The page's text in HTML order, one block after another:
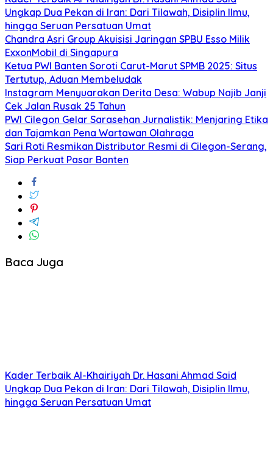
Ungkap Dua Pekan di Iran: Dari Tilawah, Disiplin Ilmu,
hingga Seruan Persatuan Umat
Chandra Asri Group Akuisisi Jaringan SPBU Esso Milik
ExxonMobil di Singapura
Ketua PWI Banten Soroti Carut-Marut SPMB 2025: Situs
Tertutup, Aduan Membeludak
Instagram Menyuarakan Derita Desa: Wabup Najib Janji
Cek Jalan Rusak 25 Tahun
PWI Cilegon Gelar Sarasehan Jurnalistik: Menjaring Etika
dan Tajamkan Pena Wartawan Olahraga
Sari Roti Resmikan Distributor Resmi di Cilegon-Serang,
Siap Perkuat Pasar Banten
Baca Juga
Kader Terbaik Al-Khairiyah Dr. Hasani Ahmad Said
Ungkap Dua Pekan di Iran: Dari Tilawah, Disiplin Ilmu,
hingga Seruan Persatuan Umat